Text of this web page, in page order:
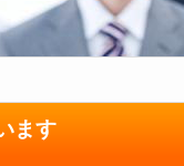
ます